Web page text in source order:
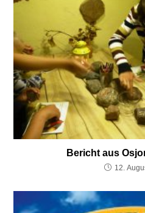
Bericht aus
12.